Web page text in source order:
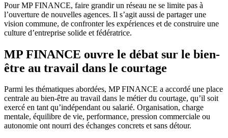
Pour MP FINANCE, faire grandir un réseau ne se limite pas à
l’ouverture de nouvelles agences. Il s’agit aussi de partager une
vision commune, de confronter les expériences et de construire une
culture d’entreprise solide et fédératrice.
MP FINANCE ouvre le débat sur le bien-
être au travail dans le courtage
Parmi les thématiques abordées, MP FINANCE a accordé une place
centrale au bien-être au travail dans le métier du courtage, qu’il soit
exercé en tant qu’indépendant ou salarié. Organisation, charge
mentale, équilibre de vie, performance, pression commerciale ou
autonomie ont nourri des échanges concrets et sans détour.